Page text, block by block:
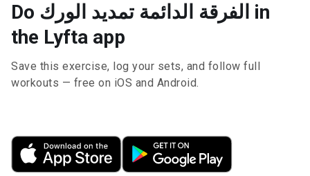
Do الفرقة الدائمة تمديد الورك in
the Lyfta app
Save this exercise, log your sets, and follow full
workouts — free on iOS and Android.